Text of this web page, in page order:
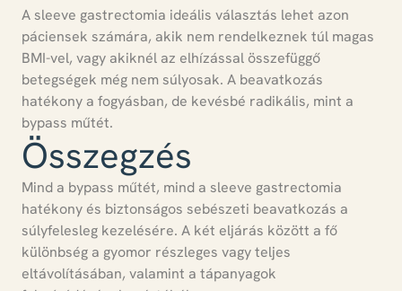
A sleeve gastrectomia ideális választás lehet azon
páciensek számára, akik nem rendelkeznek túl magas
BMI-vel, vagy akiknél az elhízással összefüggő
betegségek még nem súlyosak. A beavatkozás
hatékony a fogyásban, de kevésbé radikális, mint a
bypass műtét.
Összegzés
Mind a bypass műtét, mind a sleeve gastrectomia
hatékony és biztonságos sebészeti beavatkozás a
súlyfelesleg kezelésére. A két eljárás között a fő
különbség a gyomor részleges vagy teljes
eltávolításában, valamint a tápanyagok